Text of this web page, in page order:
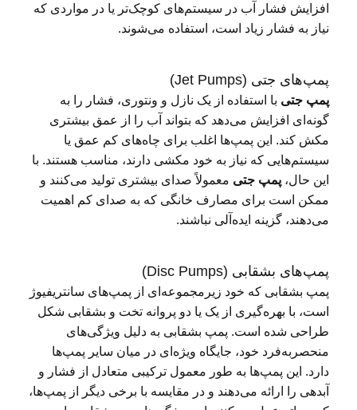
افزایش فشار آب در سیستم‌های کوچک‌تر یا در مواردی که
نیاز به فشار زیاد است، استفاده می‌شوند.
پمپ‌های جتی (Jet Pumps)
پمپ جتی با استفاده از یک نازل و ونتوری، فشار را به
گونه‌ای افزایش می‌دهد که بتواند آب را از عمق بیشتری
مکش کند. این پمپ‌ها اغلب برای چاه‌های کم عمق یا
سیستم‌هایی که نیاز به خود مکشی دارند، مناسب هستند. با
این حال، پمپ جتی معمولاً صدای بیشتری تولید می‌کنند و
ممکن است برای مصارف خانگی که به صدای کم اهمیت
می‌دهند، گزینه ایده‌آلی نباشند.
پمپ‌های بشقابی (Disc Pumps)
پمپ بشقابی که خود زیرمجموعه‌ای از پمپ‌های سانتریفیوژ
است، با بهره‌گیری از یک یا دو پروانه تخت و بشقابی شکل
طراحی شده است. پمپ بشقابی به دلیل ویژگی‌های
منحصربه‌فرد خود، جایگاه ویژه‌ای در میان سایر پمپ‌ها
دارد. این پمپ‌ها به طور معمول ترکیبی متعادل از فشار و
آبدهی را ارائه می‌دهند و در مقایسه با برخی دیگر از پمپ‌ها،